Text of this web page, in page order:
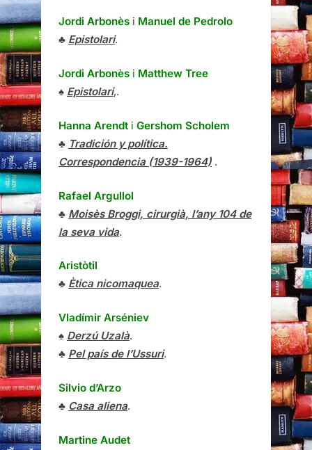
Jordi Arbonès i Manuel de Pedrolo
♣ Epistolari.
Jordi Arbonès i Matthew Tree
♠ Epistolari,.
Hanna Arendt i Gershom Scholem
♣ Tradición y política.
Correspondencia (1939-1964) .
Rafael Argullol
♣ Moisès Broggi, cirurgià, l’any 104 de
la seva vida.
Aristòtil
♣ Ètica nicomaquea.
Vladímir Arséniev
♠ Derzú Uzalà.
♣ Pel país de l’Ussuri.
Silvio d’Arzo
♣ Casa aliena.
Martine Audet